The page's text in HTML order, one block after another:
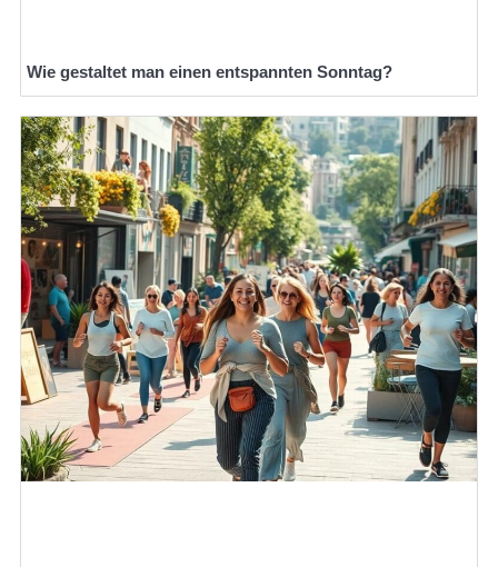
Wie gestaltet man einen entspannten Sonntag?